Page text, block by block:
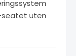
seatet uten